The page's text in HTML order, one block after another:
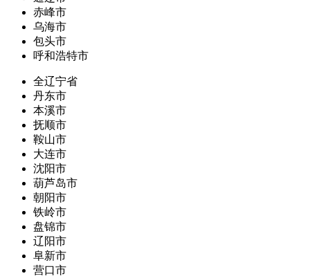
赤峰市
乌海市
包头市
呼和浩特市
全辽宁省
丹东市
本溪市
抚顺市
鞍山市
大连市
沈阳市
葫芦岛市
朝阳市
铁岭市
盘锦市
辽阳市
阜新市
营口市